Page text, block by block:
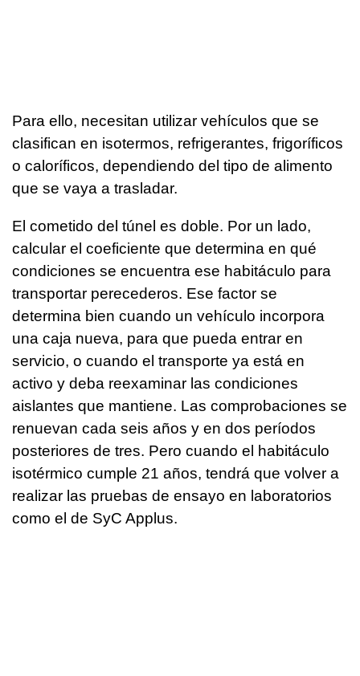
Para ello, necesitan utilizar vehículos que se
clasifican en isotermos, refrigerantes, frigoríficos
o caloríficos, dependiendo del tipo de alimento
que se vaya a trasladar.
El cometido del túnel es doble. Por un lado,
calcular el coeficiente que determina en qué
condiciones se encuentra ese habitáculo para
transportar perecederos. Ese factor se
determina bien cuando un vehículo incorpora
una caja nueva, para que pueda entrar en
servicio, o cuando el transporte ya está en
activo y deba reexaminar las condiciones
aislantes que mantiene. Las comprobaciones se
renuevan cada seis años y en dos períodos
posteriores de tres. Pero cuando el habitáculo
isotérmico cumple 21 años, tendrá que volver a
realizar las pruebas de ensayo en laboratorios
como el de SyC Applus.